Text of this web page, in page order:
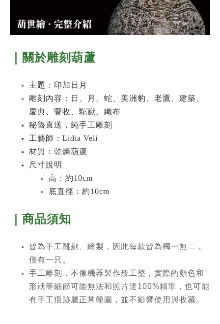
｜關於雕刻葫蘆
主題： 印加日月
雕刻內容：
日、月、蛇、美洲豹、老鷹、建築、
慶典、豐收、駝獸、織布
秘魯直送，純手工雕刻
工藝師：Lidia Veli
材質：乾燥葫蘆
尺寸說明
高：約10cm
底直徑：約10cm
｜商品須知
皆為手工雕刻、繪製，因此每款皆為獨一無二，
僅有一只。
手工雕刻，不像機器製作般工整，實際的顏色和
形狀等細節可能無法和照片達100%精準，也可能
有手工痕跡屬正常範圍，並不影響使用與收藏。